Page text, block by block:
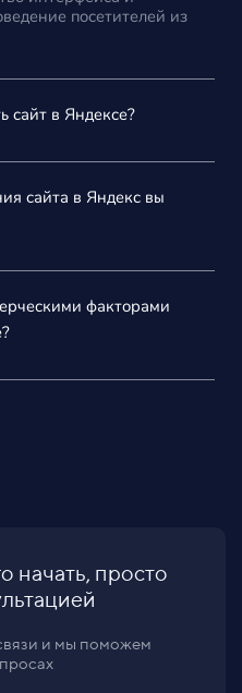
посетителей из
сайт в Яндексе?
сайта в Яндекс вы
факторами
начать, просто
и мы поможем